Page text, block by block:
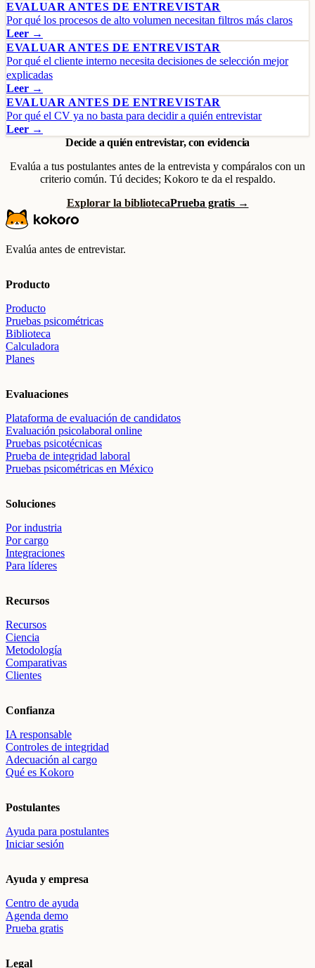
EVALUAR ANTES DE ENTREVISTAR
Por qué los procesos de alto volumen necesitan filtros más claros
Leer →
EVALUAR ANTES DE ENTREVISTAR
Por qué el cliente interno necesita decisiones de selección mejor
explicadas
Leer →
EVALUAR ANTES DE ENTREVISTAR
Por qué el CV ya no basta para decidir a quién entrevistar
Leer →
Decide a quién entrevistar, con evidencia
Evalúa a tus postulantes antes de la entrevista y compáralos con un
criterio común. Tú decides; Kokoro te da el respaldo.
Explorar la bibliotecaPrueba gratis →
Evalúa antes de entrevistar.
Producto
Producto
Pruebas psicométricas
Biblioteca
Calculadora
Planes
Evaluaciones
Plataforma de evaluación de candidatos
Evaluación psicolaboral online
Pruebas psicotécnicas
Prueba de integridad laboral
Pruebas psicométricas en México
Soluciones
Por industria
Por cargo
Integraciones
Para líderes
Recursos
Recursos
Ciencia
Metodología
Comparativas
Clientes
Confianza
IA responsable
Controles de integridad
Adecuación al cargo
Qué es Kokoro
Postulantes
Ayuda para postulantes
Iniciar sesión
Ayuda y empresa
Centro de ayuda
Agenda demo
Prueba gratis
Legal